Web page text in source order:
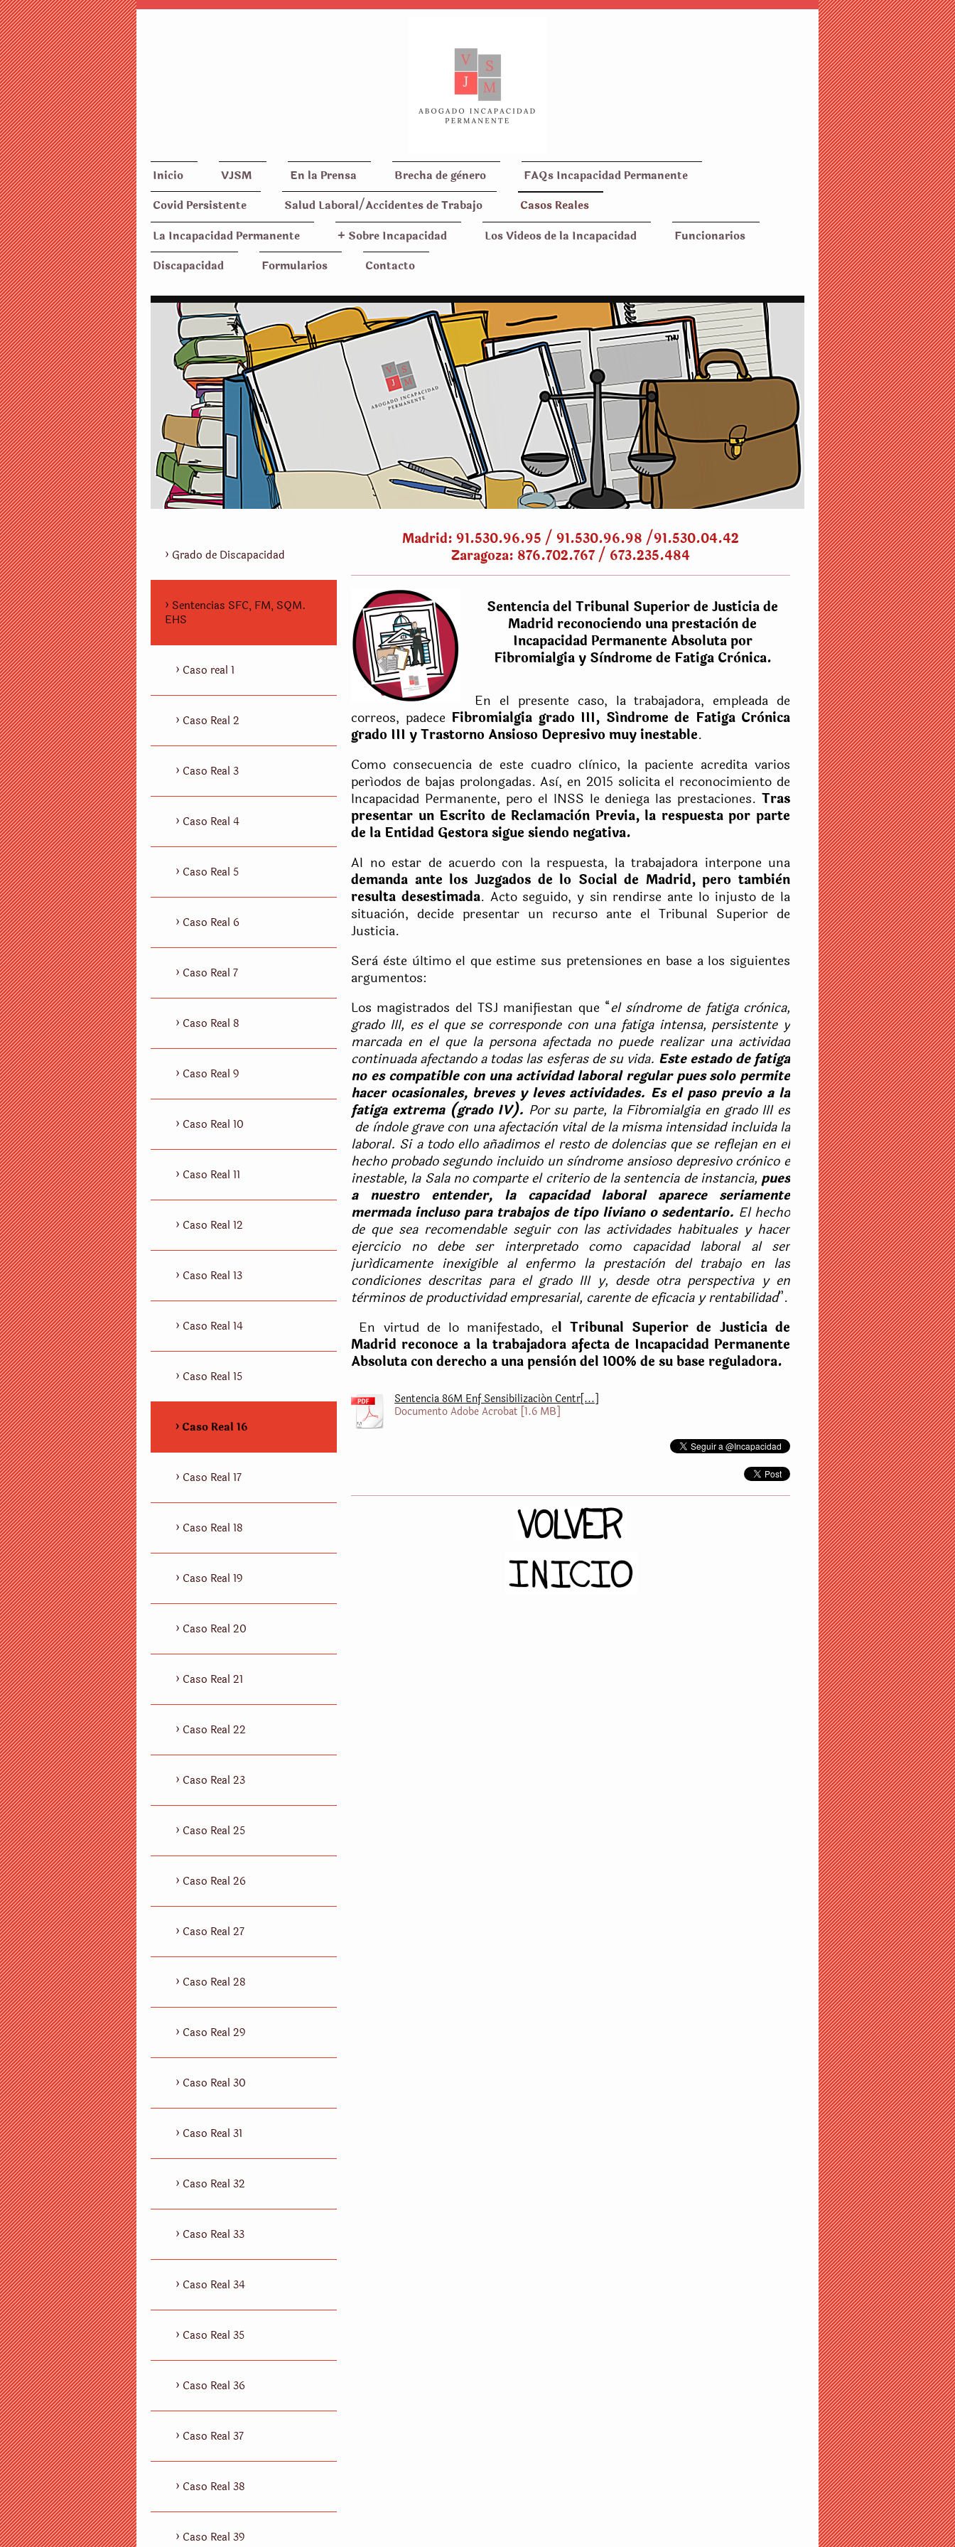
Inicio VJSM En la Prensa Brecha de gènero
FAQs Incapacidad Permanente
Covid Persistente
Salud Laboral/Accidentes de Trabajo
Casos Reales
La Incapacidad Permanente
+ Sobre Incapacidad Los Videos de la Incapacidad
Funcionarios
Discapacidad
Formularios Contacto
Madrid: 91.530.96.95 / 91.530.96.98 /91.530.04.42
Zaragoza: 876.702.767 / 673.235.484
Sentencia del Tribunal Superior de Justicia de
Madrid reconociendo una prestaciòn de
Incapacidad Permanente Absoluta por
Fibromialgia y Sìndrome de Fatiga Crònica.
En el presente caso, la trabajadora, empleada de
correos, padece Fibromialgia grado III, Síndrome de Fatiga Crònica
grado III y Trastorno Ansioso Depresivo muy inestable.
Como consecuencia de este cuadro clìnico, la paciente acredita varios
períodos de bajas prolongadas. Asì, en 2015 solicita el reconocimiento de
Incapacidad Permanente, pero el INSS le deniega las prestaciones. Tras
presentar un Escrito de Reclamaciòn Previa, la respuesta por parte
de la Entidad Gestora sigue siendo negativa.
Al no estar de acuerdo con la respuesta, la trabajadora interpone una
demanda ante los Juzgados de lo Social de Madrid, pero tambièn
resulta desestimada. Acto seguido, y sin rendirse ante lo injusto de la
situaciòn, decide presentar un recurso ante el Tribunal Superior de
Justicia.
Serà èste ùltimo el que estime sus pretensiones en base a los siguientes
argumentos:
Los magistrados del TSJ manifiestan que “el sìndrome de fatiga crònica,
grado III, es el que se corresponde con una fatiga intensa, persistente y
marcada en el que la persona afectada no puede realizar una actividad
continuada afectando a todas las esferas de su vida. Este estado de fatiga
no es compatible con una actividad laboral regular pues solo permite
hacer ocasionales, breves y leves actividades. Es el paso previo a la
fatiga extrema (grado IV). Por su parte, la Fibromialgia en grado III es
de ìndole grave con una afectaciòn vital de la misma intensidad incluida la
laboral. Si a todo ello añadimos el resto de dolencias que se reflejan en el
hecho probado segundo incluido un sìndrome ansioso depresivo crònico e
inestable, la Sala no comparte el criterio de la sentencia de instancia, pues
a nuestro entender, la capacidad laboral aparece seriamente
mermada incluso para trabajos de tipo liviano o sedentario. El hecho
de que sea recomendable seguir con las actividades habituales y hacer
ejercicio no debe ser interpretado como capacidad laboral al ser
jurídicamente inexigible al enfermo la prestaciòn del trabajo en las
condiciones descritas para el grado III y, desde otra perspectiva y en
tèrminos de productividad empresarial, carente de eficacia y rentabilidad”.
En virtud de lo manifestado, el Tribunal Superior de Justicia de
Madrid reconoce a la trabajadora afecta de Incapacidad Permanente
Absoluta con derecho a una pensiòn del 100% de su base reguladora.
Sentencia 86M Enf Sensibilización Centr[...]
Documento Adobe Acrobat [1.6 MB]
Grado de Discapacidad
Sentencias SFC, FM, SQM.
EHS
Caso real 1
Caso Real 2
Caso Real 3
Caso Real 4
Caso Real 5
Caso Real 6
Caso Real 7
Caso Real 8
Caso Real 9
Caso Real 10
Caso Real 11
Caso Real 12
Caso Real 13
Caso Real 14
Caso Real 15
Caso Real 16
Caso Real 17
Caso Real 18
Caso Real 19
Caso Real 20
Caso Real 21
Caso Real 22
Caso Real 23
Caso Real 25
Caso Real 26
Caso Real 27
Caso Real 28
Caso Real 29
Caso Real 30
Caso Real 31
Caso Real 32
Caso Real 33
Caso Real 34
Caso Real 35
Caso Real 36
Caso Real 37
Caso Real 38
Caso Real 39